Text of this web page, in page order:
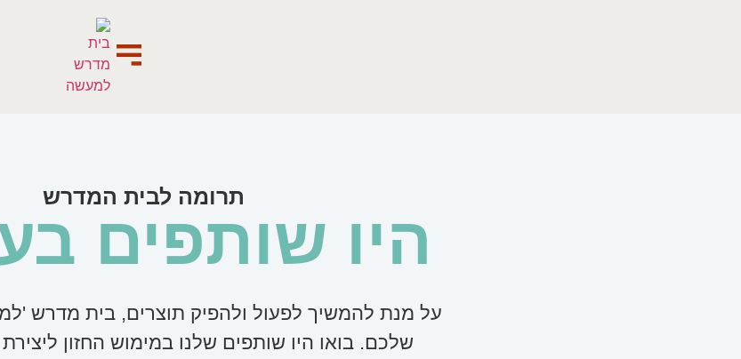
תרומה לבית המדרש
היו שותפים
על מנת להמשיך לפעול ולהפיק תוצרים, בית מדרש
שלכם. בואו היו שותפים שלנו במימוש החזון